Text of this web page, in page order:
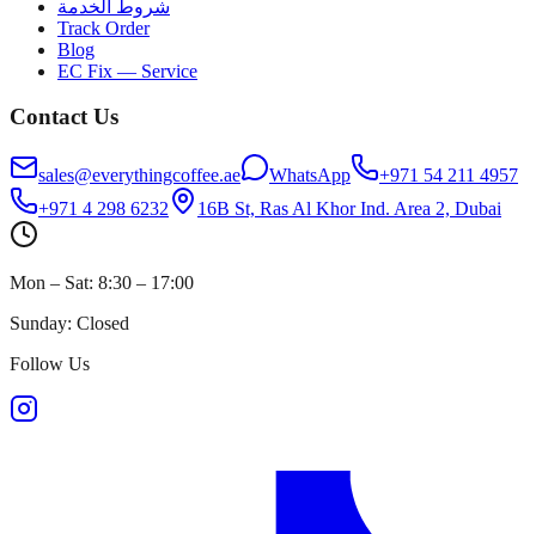
شروط الخدمة
Track Order
Blog
EC Fix — Service
Contact Us
sales@everythingcoffee.ae WhatsApp
+971 54 211 4957
+971 4 298 6232
16B St, Ras Al Khor Ind. Area 2, Dubai
Mon – Sat: 8:30 – 17:00
Sunday: Closed
Follow Us